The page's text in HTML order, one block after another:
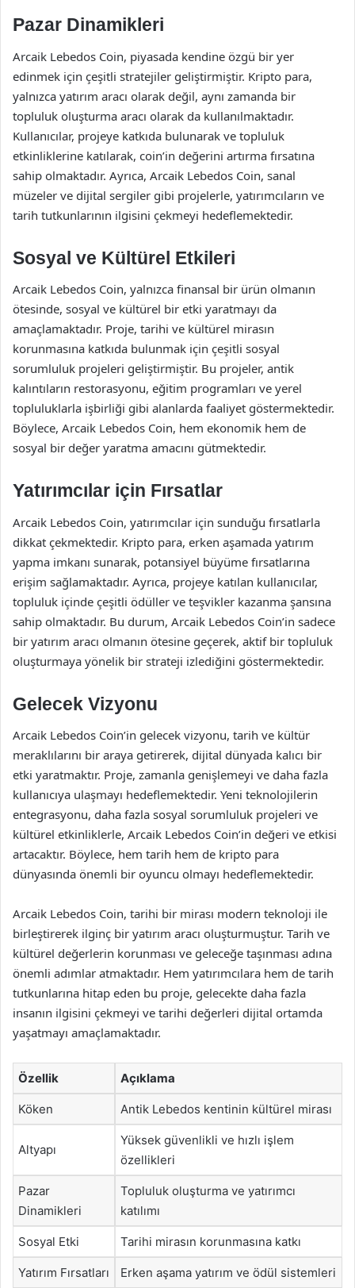
Pazar Dinamikleri
Arcaik Lebedos Coin, piyasada kendine özgü bir yer
edinmek için çeşitli stratejiler geliştirmiştir. Kripto para,
yalnızca yatırım aracı olarak değil, aynı zamanda bir
topluluk oluşturma aracı olarak da kullanılmaktadır.
Kullanıcılar, projeye katkıda bulunarak ve topluluk
etkinliklerine katılarak, coin’in değerini artırma fırsatına
sahip olmaktadır. Ayrıca, Arcaik Lebedos Coin, sanal
müzeler ve dijital sergiler gibi projelerle, yatırımcıların ve
tarih tutkunlarının ilgisini çekmeyi hedeflemektedir.
Sosyal ve Kültürel Etkileri
Arcaik Lebedos Coin, yalnızca finansal bir ürün olmanın
ötesinde, sosyal ve kültürel bir etki yaratmayı da
amaçlamaktadır. Proje, tarihi ve kültürel mirasın
korunmasına katkıda bulunmak için çeşitli sosyal
sorumluluk projeleri geliştirmiştir. Bu projeler, antik
kalıntıların restorasyonu, eğitim programları ve yerel
topluluklarla işbirliği gibi alanlarda faaliyet göstermektedir.
Böylece, Arcaik Lebedos Coin, hem ekonomik hem de
sosyal bir değer yaratma amacını gütmektedir.
Yatırımcılar için Fırsatlar
Arcaik Lebedos Coin, yatırımcılar için sunduğu fırsatlarla
dikkat çekmektedir. Kripto para, erken aşamada yatırım
yapma imkanı sunarak, potansiyel büyüme fırsatlarına
erişim sağlamaktadır. Ayrıca, projeye katılan kullanıcılar,
topluluk içinde çeşitli ödüller ve teşvikler kazanma şansına
sahip olmaktadır. Bu durum, Arcaik Lebedos Coin’in sadece
bir yatırım aracı olmanın ötesine geçerek, aktif bir topluluk
oluşturmaya yönelik bir strateji izlediğini göstermektedir.
Gelecek Vizyonu
Arcaik Lebedos Coin’in gelecek vizyonu, tarih ve kültür
meraklılarını bir araya getirerek, dijital dünyada kalıcı bir
etki yaratmaktır. Proje, zamanla genişlemeyi ve daha fazla
kullanıcıya ulaşmayı hedeflemektedir. Yeni teknolojilerin
entegrasyonu, daha fazla sosyal sorumluluk projeleri ve
kültürel etkinliklerle, Arcaik Lebedos Coin’in değeri ve etkisi
artacaktır. Böylece, hem tarih hem de kripto para
dünyasında önemli bir oyuncu olmayı hedeflemektedir.
Arcaik Lebedos Coin, tarihi bir mirası modern teknoloji ile
birleştirerek ilginç bir yatırım aracı oluşturmuştur. Tarih ve
kültürel değerlerin korunması ve geleceğe taşınması adına
önemli adımlar atmaktadır. Hem yatırımcılara hem de tarih
tutkunlarına hitap eden bu proje, gelecekte daha fazla
insanın ilgisini çekmeyi ve tarihi değerleri dijital ortamda
yaşatmayı amaçlamaktadır.
Özellik Açıklama
Köken Antik Lebedos kentinin kültürel mirası
Altyapı
Yüksek güvenlikli ve hızlı işlem
özellikleri
Pazar
Dinamikleri
Topluluk oluşturma ve yatırımcı
katılımı
Sosyal Etki Tarihi mirasın korunmasına katkı
Yatırım Fırsatları Erken aşama yatırım ve ödül sistemleri